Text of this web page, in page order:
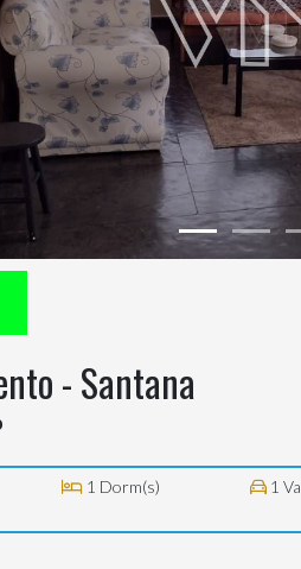
- Santana
1 Dorm(s) 1